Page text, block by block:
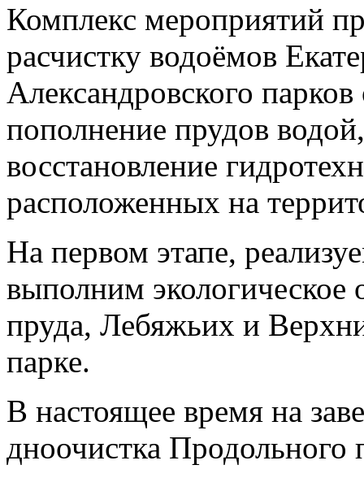
Комплекс мероприятий
расчистку водоёмов
Александровского
пополнение прудов
восстановление
расположенных на
На первом этапе,
выполним экологическое
пруда, Лебяжьих и
парке.
В настоящее время на
дноочистка Продольного